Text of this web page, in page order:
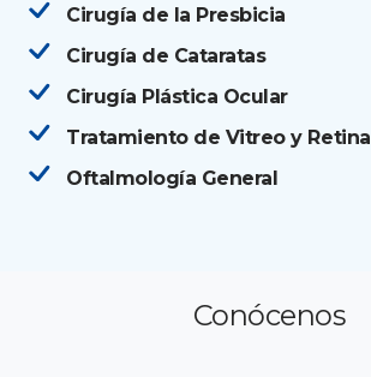
Cirugía de la Presbicia
Cirugía de Cataratas
Cirugía Plástica Ocular
Tratamiento de Vitreo y Retina
Oftalmología General
Conócenos